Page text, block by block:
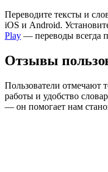
Переводите тексты и
iOS и Android.
Play — переводы всегда
Отзывы
Пользователи отмечают
работы и удобство
— он помогает нам